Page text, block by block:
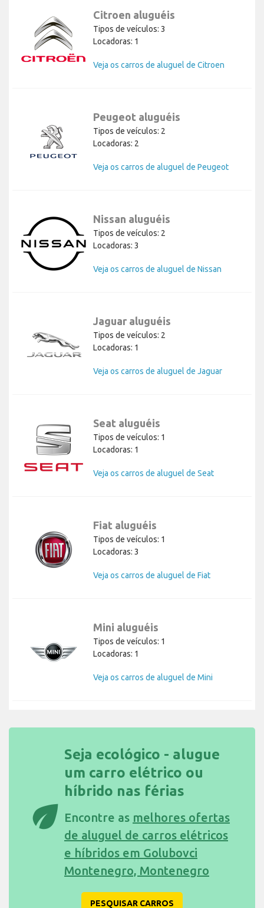
Citroen aluguéis
Tipos de veículos: 3
Locadoras: 1
Veja os carros de aluguel de Citroen
Peugeot aluguéis
Tipos de veículos: 2
Locadoras: 2
Veja os carros de aluguel de Peugeot
Nissan aluguéis
Tipos de veículos: 2
Locadoras: 3
Veja os carros de aluguel de Nissan
Jaguar aluguéis
Tipos de veículos: 2
Locadoras: 1
Veja os carros de aluguel de Jaguar
Seat aluguéis
Tipos de veículos: 1
Locadoras: 1
Veja os carros de aluguel de Seat
Fiat aluguéis
Tipos de veículos: 1
Locadoras: 3
Veja os carros de aluguel de Fiat
Mini aluguéis
Tipos de veículos: 1
Locadoras: 1
Veja os carros de aluguel de Mini
eco
Seja ecológico - alugue
um carro elétrico ou
híbrido nas férias
Encontre as melhores ofertas
de aluguel de carros elétricos
e híbridos em Golubovci
Montenegro, Montenegro
PESQUISAR CARROS